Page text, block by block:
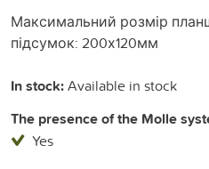
Максимальний розмір
підсумок: 200х120мм
In stock:Available in stock
The presence of the Molle
Yes